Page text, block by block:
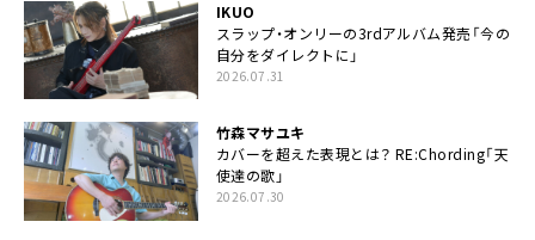
IKUO
スラップ・オンリーの3rdアルバム発売「今の
自分をダイレクトに」
2026.07.31
竹森マサユキ
カバーを超えた表現とは？ RE:Chording「天
使達の歌」
2026.07.30